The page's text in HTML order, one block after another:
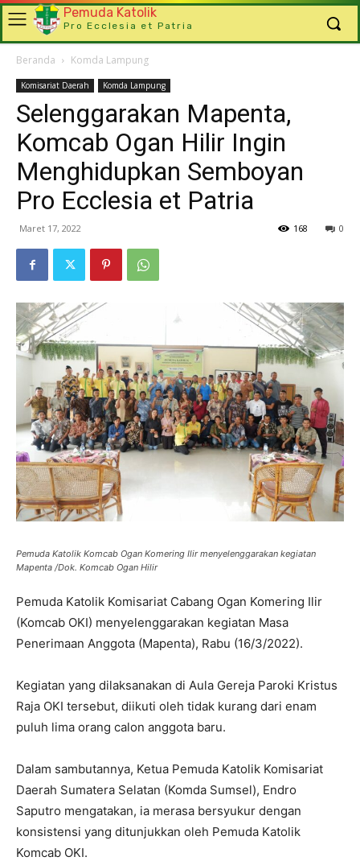
Pemuda Katolik
Pro Ecclesia et Patria
Beranda Komda Lampung
Komisariat Daerah Komda Lampung
Selenggarakan Mapenta,
Komcab Ogan Hilir Ingin
Menghidupkan Semboyan
Pro Ecclesia et Patria
Maret 17, 2022 0
168
Pemuda Katolik Komcab Ogan Komering Ilir menyelenggarakan kegiatan
Mapenta /Dok. Komcab Ogan Hilir
Pemuda Katolik Komisariat Cabang Ogan Komering Ilir
(Komcab OKI) menyelenggarakan kegiatan Masa
Penerimaan Anggota (Mapenta), Rabu (16/3/2022).
Kegiatan yang dilaksanakan di Aula Gereja Paroki Kristus
Raja OKI tersebut, diikuti oleh tidak kurang dari enam
puluh lima orang calon anggota baru.
Dalam sambutannya, Ketua Pemuda Katolik Komisariat
Daerah Sumatera Selatan (Komda Sumsel), Endro
Saputro mengatakan, ia merasa bersyukur dengan
konsistensi yang ditunjukkan oleh Pemuda Katolik
Komcab OKI.